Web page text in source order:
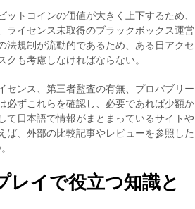
トコインの価値が大きく上下するため、
ライセンス未取得のブラックボックス運営
法規制が流動的であるため、ある日アクセ
も考慮しなければならない。
センス、第三者監査の有無、プロバブリー
必ずこれらを確認し、必要であれば少額か
て日本語で情報がまとまっているサイトや
ば、外部の比較記事やレビューを参照した
レイで役立つ知識と